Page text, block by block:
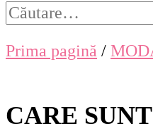
Caută
după:
Prima pagină /
CARE